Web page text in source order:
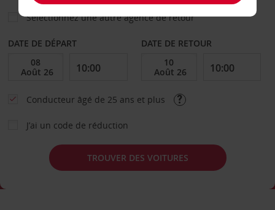
Sélectionnez une autre agence de retour
DATE DE DÉPART DATE DE RETOUR
Conducteur âgé de 25 ans et plus
J’ai un code de réduction
TROUVER DES VOITURES